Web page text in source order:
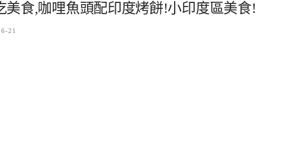
美食,咖哩魚頭配印度烤餅!小印度區美食!
21